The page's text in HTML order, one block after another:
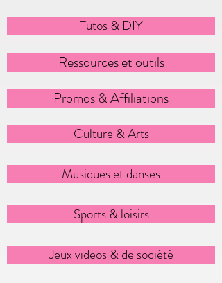
Tutos & DIY
Ressources et outils
Promos & Affiliations
Culture & Arts
Musiques et danses
Sports & loisirs
Jeux videos & de société